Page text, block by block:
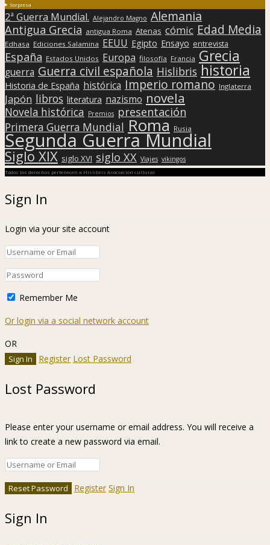
Sorpresa
2ª Guerra Mundial. Alejandro Magno Alemania
Antigua Grecia antigua Roma Atenas cómic Edad Media
Edhasa Ediciones Salamina EEUU Egipto Ensayo entrevista
España Estados Unidos Europa filosofía Francia Grecia
guerra Guerra civil española Hislibris historia
Historia de España histórica Imperio romano Inglaterra
Japón libros literatura nazismo novela
Novela histórica Premios presentación
Primera Guerra Mundial Roma Rusia
Segunda Guerra Mundial
Siglo XIX siglo XVI siglo XX Viajes vikingos
Todos los derechos pertenecen a Hislibris Asociación cultural
Sign In
Login via your site account
Remember Me
Or login via a social network account
OR
Register Lost Password
Lost Password
Please enter your username or email address. You will receive a
link to create a new password via email.
Register Sign In
Sign In